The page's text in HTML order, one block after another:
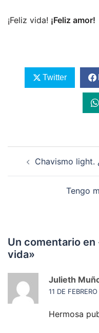
¡Feliz vida! ¡Feliz amor!
Twitter
Chavismo light.
Tengo
Un comentario en
vida»
Julieth
11 DE
Hermosa